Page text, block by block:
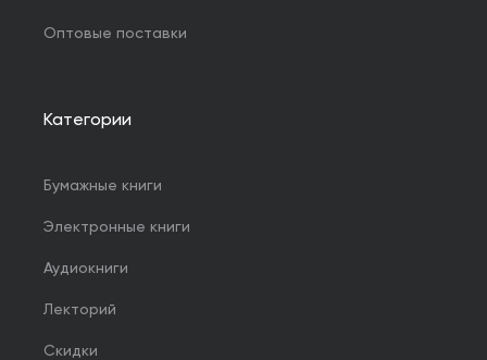
Оптовые поставки
Категории
Бумажные книги
Электронные книги
Аудиокниги
Лекторий
Скидки